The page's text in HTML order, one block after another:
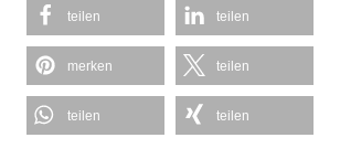
teilen teilen
merken teilen
teilen teilen